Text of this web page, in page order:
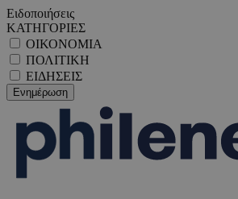
Ειδοποιήσεις
ΚΑΤΗΓΟΡΙΕΣ
ΟΙΚΟΝΟΜΙΑ
ΠΟΛΙΤΙΚΗ
ΕΙΔΗΣΕΙΣ